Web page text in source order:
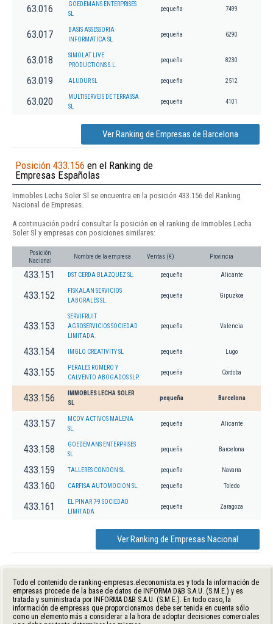
63.016
GOEDEMANS ENTERPRISES
SL
pequeña 7499
63.017
BASIS ASSESSORIA
INFORMATICA SL
pequeña 6290
63.018
SIMOLAT LIVE
PRODUCTIONS S.L.
pequeña 8230
63.019 ALUDUR SL pequeña 2512
63.020
MULTISERVEIS DE TERRASSA
SL
pequeña 4101
Ver Ranking de Empresas de Barcelona
Posición 433.156 en el Ranking de
Empresas Españolas
Immobles Lecha Soler Sl se encuentra en la posición 433.156 del Ranking
Nacional de Empresas.
A continuación podrá consultar la posición en el ranking de Immobles Lecha
Soler Sl y empresas con posiciones similares:
Posición
Nacional
Nombre de la empresa Ventas (€) Provincia
433.151 DST CERDA BLAZQUEZ SL. pequeña Alicante
433.152
FISKALAN SERVICIOS
LABORALES SL.
pequeña Gipuzkoa
433.153
SERVIFRUIT
AGROSERVICIOS SOCIEDAD
LIMITADA.
pequeña Valencia
433.154 IMGLO CREATIVITY SL pequeña Lugo
433.155
PERALES ROMERO Y
CALVENTO ABOGADOS SLP.
pequeña Córdoba
433.156
IMMOBLES LECHA SOLER
SL
pequeña Barcelona
433.157
MCOV ACTIVOS MALENA
SL.
pequeña Alicante
433.158
GOEDEMANS ENTERPRISES
SL
pequeña Barcelona
433.159 TALLERES CONDON SL pequeña Navarra
433.160 CARFISA AUTOMOCION SL. pequeña Toledo
433.161
EL PINAR 7-9 SOCIEDAD
LIMITADA
pequeña Zaragoza
Ver Ranking de Empresas Nacional
Todo el contenido de ranking-empresas.eleconomista.es y toda la información de
empresas procede de la base de datos de INFORMA D&B S.A.U. (S.M.E.) y es
tratada y suministrada por INFORMA D&B S.A.U. (S.M.E.). En todo caso, la
información de empresas que proporcionamos debe ser tenida en cuenta sólo
como un elemento más a considerar a la hora de adoptar decisiones comerciales